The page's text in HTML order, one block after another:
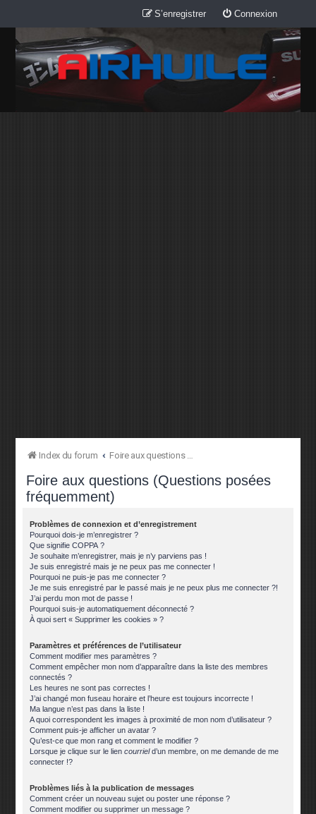
Connexion
S’enregistrer
Index du forum Foire aux questions (Questions posées fréquemment)
Foire aux questions (Questions posées
fréquemment)
Problèmes de connexion et d’enregistrement
Pourquoi dois-je m’enregistrer ?
Que signifie COPPA ?
Je souhaite m’enregistrer, mais je n’y parviens pas !
Je suis enregistré mais je ne peux pas me connecter !
Pourquoi ne puis-je pas me connecter ?
Je me suis enregistré par le passé mais je ne peux plus me connecter ?!
J’ai perdu mon mot de passe !
Pourquoi suis-je automatiquement déconnecté ?
À quoi sert « Supprimer les cookies » ?
Paramètres et préférences de l’utilisateur
Comment modifier mes paramètres ?
Comment empêcher mon nom d’apparaître dans la liste des membres
connectés ?
Les heures ne sont pas correctes !
J’ai changé mon fuseau horaire et l’heure est toujours incorrecte !
Ma langue n’est pas dans la liste !
A quoi correspondent les images à proximité de mon nom d’utilisateur ?
Comment puis-je afficher un avatar ?
Qu’est-ce que mon rang et comment le modifier ?
Lorsque je clique sur le liencourrield’un membre, on me demande de me
connecter !?
Problèmes liés à la publication de messages
Comment créer un nouveau sujet ou poster une réponse ?
Comment modifier ou supprimer un message ?